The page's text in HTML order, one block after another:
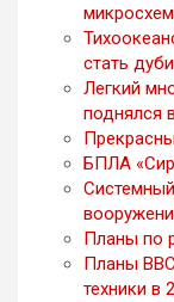
стать
Легкий
поднялся
БПЛА
Планы по
Планы
техники в